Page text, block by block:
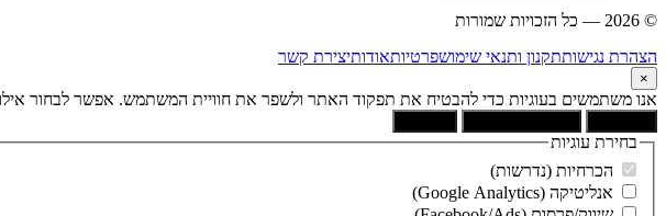
© 2026 — כל הזכויות שמורות
הצהרת נגישותתקנון ותנאי שימושפרטיותאודותיצירת קשר
×
אנו משתמשים בעוגיות כדי להבטיח את תפקוד האתר ולשפר את חוויית המשתמש. אפשר לבחור אילו
בחירת עוגיות
הכרחיות (נדרשות)
אנליטיקה (Google Analytics)